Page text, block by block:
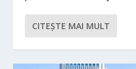
CITEŞTE MAI MULT